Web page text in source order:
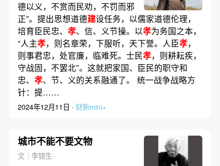
德以义，不赏而民劝，不罚而邪
正”。提出思想道德建设任务，以儒家道德伦理，
培育臣民忠、 孝、信、义节操。以孝为务国之本，
“人主孝，则名章荣，下服听，天下誉。人臣孝，
则事君忠，处官廉，临难死。士民孝，则耕耘疾，
守战固，不罢北”。这就把家国、臣民的职守和
忠、 孝、节、义的关系融通了。 统一战争战略方
针：提……
2024年12月11日 · 财新mini+
城市不能不要文物
文｜李锦生